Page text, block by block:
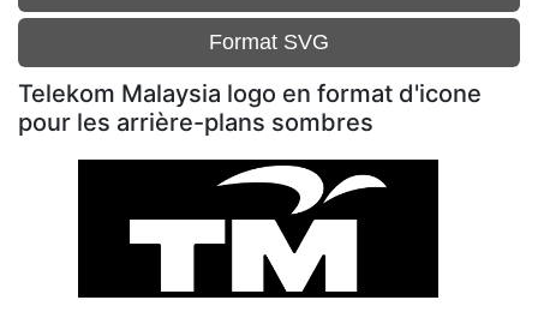
Format SVG
Telekom Malaysia logo en format d'icone
pour les arrière-plans sombres